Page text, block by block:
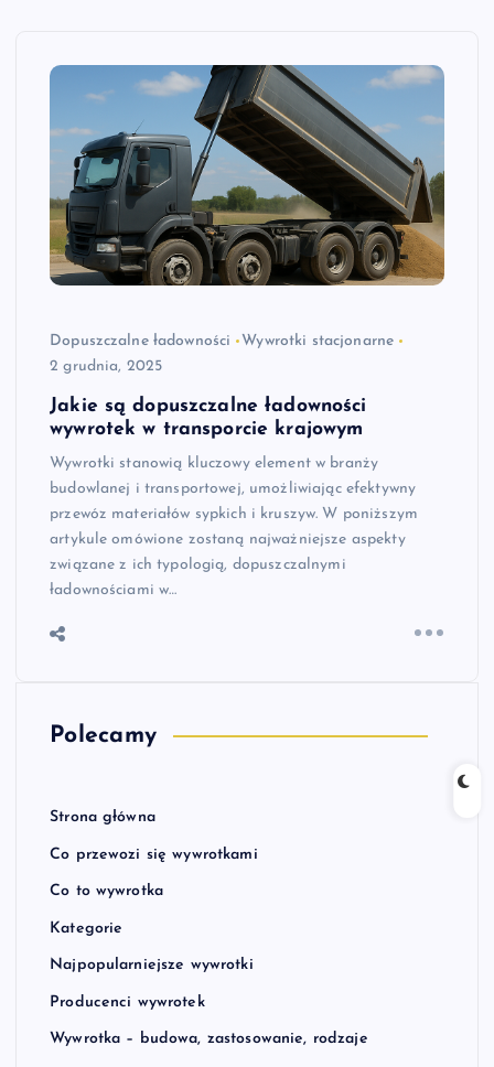
Dopuszczalne ładowności
Wywrotki stacjonarne
2 grudnia, 2025
Jakie są dopuszczalne ładowności
wywrotek w transporcie krajowym
Wywrotki stanowią kluczowy element w branży
budowlanej i transportowej, umożliwiając efektywny
przewóz materiałów sypkich i kruszyw. W poniższym
artykule omówione zostaną najważniejsze aspekty
związane z ich typologią, dopuszczalnymi
ładownościami w…
Polecamy
Strona główna
Co przewozi się wywrotkami
Co to wywrotka
Kategorie
Najpopularniejsze wywrotki
Producenci wywrotek
Wywrotka – budowa, zastosowanie, rodzaje